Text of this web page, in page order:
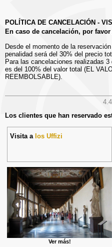
POLÍTICA DE CANCELACIÓN -
En caso de cancelación, por favor
Desde el momento de la
penalidad será del 30% del precio
Para las cancelaciones realizadas
es del 100% del valor total (EL
REEMBOLSABLE).
Los clientes que han reservado
Visita a los Uffizi
Ver más!